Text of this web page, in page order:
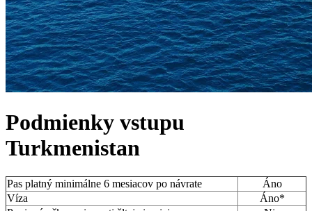
Podmienky vstupu
Turkmenistan
Pas platný minimálne 6 mesiacov po návrate
Áno
Víza
Áno*